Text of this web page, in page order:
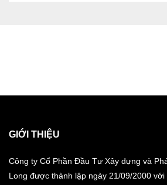
GIỚI THIỆU
Công ty Cổ Phần Đầu Tư Xây dựng và
Long được thành lập ngày 21/09/2000